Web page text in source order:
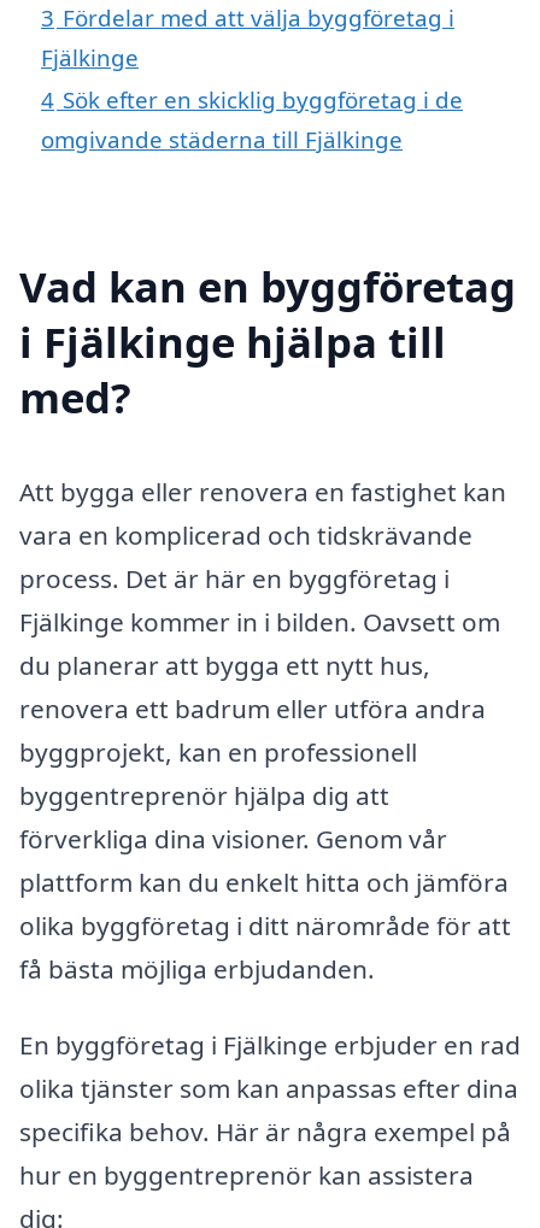
3 Fördelar med att välja byggföretag i
Fjälkinge
4 Sök efter en skicklig byggföretag i de
omgivande städerna till Fjälkinge
Vad kan en byggföretag
i Fjälkinge hjälpa till
med?
Att bygga eller renovera en fastighet kan
vara en komplicerad och tidskrävande
process. Det är här en byggföretag i
Fjälkinge kommer in i bilden. Oavsett om
du planerar att bygga ett nytt hus,
renovera ett badrum eller utföra andra
byggprojekt, kan en professionell
byggentreprenör hjälpa dig att
förverkliga dina visioner. Genom vår
plattform kan du enkelt hitta och jämföra
olika byggföretag i ditt närområde för att
få bästa möjliga erbjudanden.
En byggföretag i Fjälkinge erbjuder en rad
olika tjänster som kan anpassas efter dina
specifika behov. Här är några exempel på
hur en byggentreprenör kan assistera
dig: